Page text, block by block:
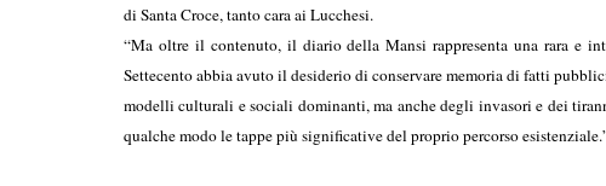
di Santa Croce, tanto cara ai Lucchesi.
“Ma oltre il contenuto, il diario della Mansi rappresenta una rara e
Settecento abbia avuto il desiderio di conservare memoria di fatti
modelli culturali e sociali dominanti, ma anche degli invasori e dei
qualche modo le tappe più significative del proprio percorso